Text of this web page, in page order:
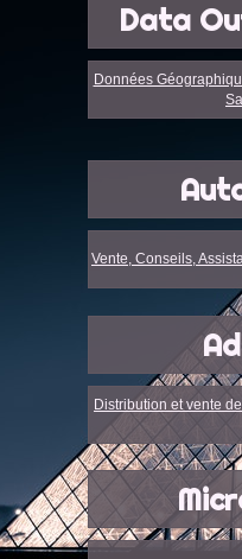
Data
Données
Vente, Conseils,
Distribution et vente